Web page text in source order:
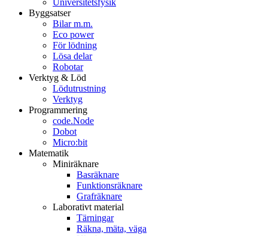
Universitetsfysik
Byggsatser
Bilar m.m.
Eco power
För lödning
Lösa delar
Robotar
Verktyg & Löd
Lödutrustning
Verktyg
Programmering
code.Node
Dobot
Micro:bit
Matematik
Miniräknare
Basräknare
Funktionsräknare
Grafräknare
Laborativt material
Tärningar
Räkna, mäta, väga